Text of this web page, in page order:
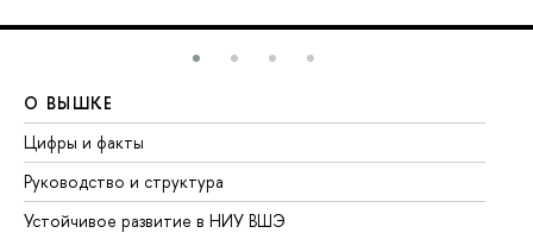
О ВЫШКЕ
Цифры и факты
Руководство и структура
Устойчивое развитие в НИУ ВШЭ